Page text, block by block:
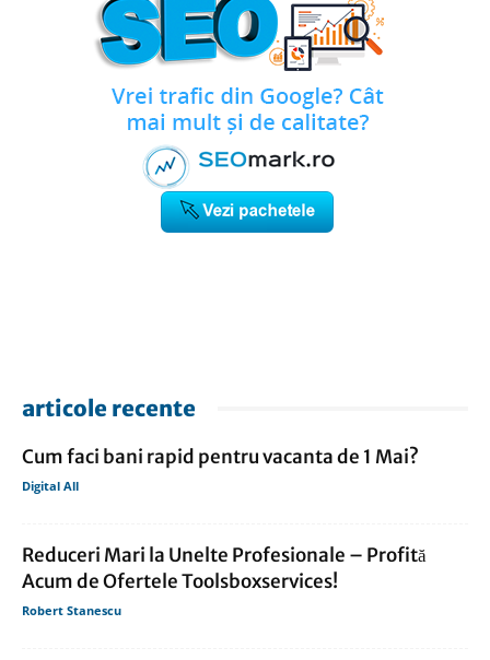
articole recente
Cum faci bani rapid pentru vacanta de 1 Mai?
Digital All
Reduceri Mari la Unelte Profesionale – Profită
Acum de Ofertele Toolsboxservices!
Robert Stanescu